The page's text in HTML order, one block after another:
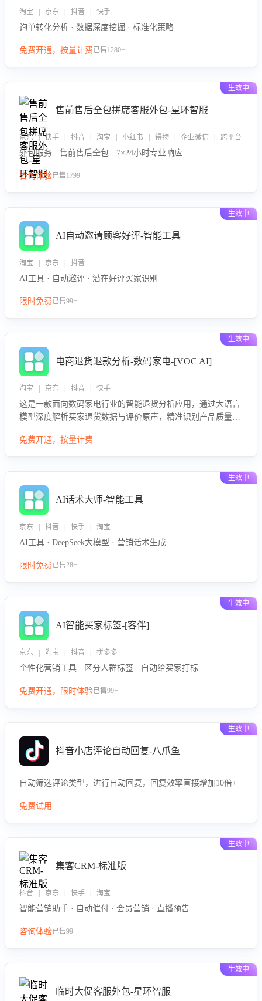
淘宝 | 京东 | 抖音 | 快手
询单转化分析 · 数据深度挖掘 · 标准化策略
免费开通，按量计费已售1280+
生效中
售前售后全包拼席客服外包-星环智服
京东 | 快手 | 抖音 | 淘宝 | 小红书 | 得物 | 企业微信 | 跨平台
外包服务 · 售前售后全包 · 7×24小时专业响应
咨询体验已售1799+
生效中
AI自动邀请顾客好评-智能工具
淘宝 | 京东 | 抖音
AI工具 · 自动邀评 · 潜在好评买家识别
限时免费已售99+
生效中
电商退货退款分析-数码家电-[VOC AI]
淘宝 | 京东 | 抖音 | 快手
这是一款面向数码家电行业的智能退货分析应用，通过大语言
模型深度解析买家退货数据与评价原声，精准识别产品质量、
议，通过挖掘用户痛点驱动产品迭代，从根本上降低退货率，
免费开通，按量计费
生效中
AI话术大师-智能工具
京东 | 抖音 | 快手 | 淘宝
AI工具 · DeepSeek大模型 · 营销话术生成
限时免费已售28+
生效中
AI智能买家标签-[客伴]
京东 | 淘宝 | 抖音 | 拼多多
个性化营销工具 · 区分人群标签 · 自动给买家打标
免费开通，限时体验已售99+
生效中
抖音小店评论自动回复-八爪鱼
自动筛选评论类型，进行自动回复，回复效率直接增加10倍+
免费试用
生效中
集客CRM-标准版
抖音 | 京东 | 快手 | 淘宝
智能营销助手 · 自动催付 · 会员营销 · 直播预告
咨询体验已售99+
生效中
临时大促客服外包-星环智服